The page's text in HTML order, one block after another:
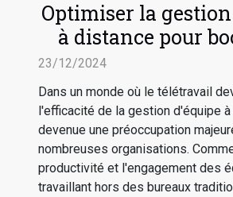
Optimiser la
à distance pour
23/12/2024
Dans un monde où le télétravail
l'efficacité de la gestion d'équipe
devenue une préoccupation
nombreuses organisations.
productivité et l'engagement des
travaillant hors des bureaux